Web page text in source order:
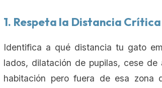
1. Respeta la Distancia Crítica
Identifica a qué distancia tu gato
lados, dilatación de pupilas, cese
habitación pero fuera de esa zona